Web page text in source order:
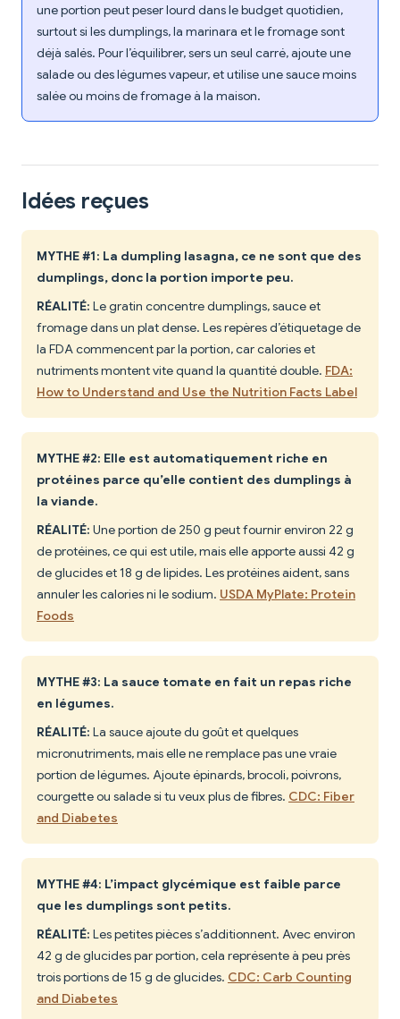
une portion peut peser lourd dans le budget quotidien,
surtout si les dumplings, la marinara et le fromage sont
déjà salés. Pour l’équilibrer, sers un seul carré, ajoute une
salade ou des légumes vapeur, et utilise une sauce moins
salée ou moins de fromage à la maison.
Idées reçues
MYTHE #1: La dumpling lasagna, ce ne sont que des
dumplings, donc la portion importe peu.
RÉALITÉ: Le gratin concentre dumplings, sauce et
fromage dans un plat dense. Les repères d’étiquetage de
la FDA commencent par la portion, car calories et
nutriments montent vite quand la quantité double. FDA:
How to Understand and Use the Nutrition Facts Label
MYTHE #2: Elle est automatiquement riche en
protéines parce qu’elle contient des dumplings à
la viande.
RÉALITÉ: Une portion de 250 g peut fournir environ 22 g
de protéines, ce qui est utile, mais elle apporte aussi 42 g
de glucides et 18 g de lipides. Les protéines aident, sans
annuler les calories ni le sodium. USDA MyPlate: Protein
Foods
MYTHE #3: La sauce tomate en fait un repas riche
en légumes.
RÉALITÉ: La sauce ajoute du goût et quelques
micronutriments, mais elle ne remplace pas une vraie
portion de légumes. Ajoute épinards, brocoli, poivrons,
courgette ou salade si tu veux plus de fibres. CDC: Fiber
and Diabetes
MYTHE #4: L’impact glycémique est faible parce
que les dumplings sont petits.
RÉALITÉ: Les petites pièces s’additionnent. Avec environ
42 g de glucides par portion, cela représente à peu près
trois portions de 15 g de glucides. CDC: Carb Counting
and Diabetes